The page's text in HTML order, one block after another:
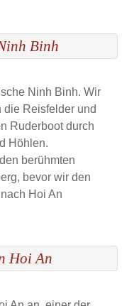
Binh
Ninh Binh. Wir
die Reisfelder und
Ruderboot durch
Höhlen.
berühmten
bevor wir den
Hoi An
Hoi An